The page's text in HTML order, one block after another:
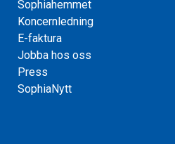
Sophiahemmet
Koncernledning
E-faktura
Jobba hos oss
Press
SophiaNytt